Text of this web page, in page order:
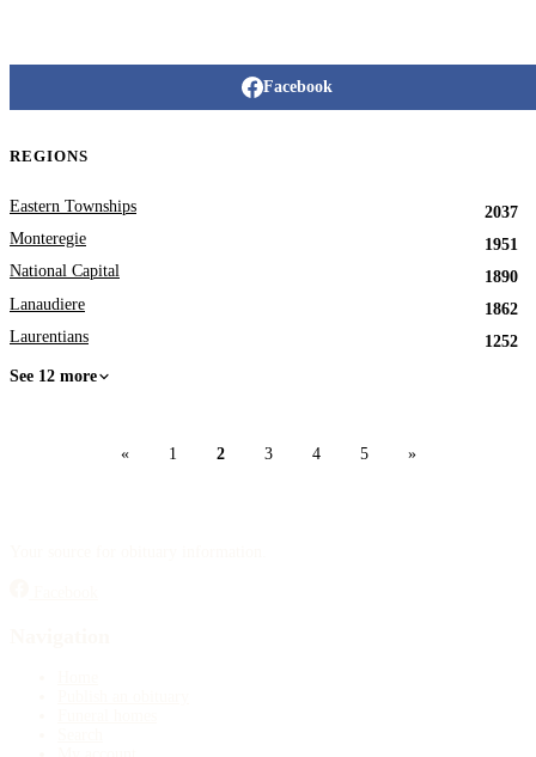
Facebook
REGIONS
Eastern Townships
2037
Monteregie
1951
National Capital
1890
Lanaudiere
1862
Laurentians
1252
See 12 more
« 1 2 3 4 5 »